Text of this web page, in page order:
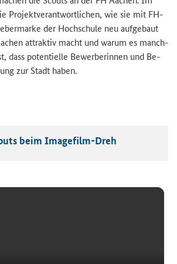
Pro­jekt­ver­ant­wort­li­chen, wie sie mit FH-​
der Hoch­schu­le neu auf­ge­baut
at­trak­tiv macht und warum es manch­
dass po­ten­ti­el­le Be­wer­be­rin­nen und Be­
zur Stadt haben.
beim Imagefilm-​Dreh